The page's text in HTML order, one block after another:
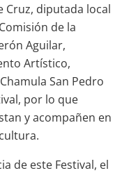
Cruz, diputada local
de la
Aguilar,
Artístico,
San Pedro
por lo que
y acompañen en
de este Festival, el